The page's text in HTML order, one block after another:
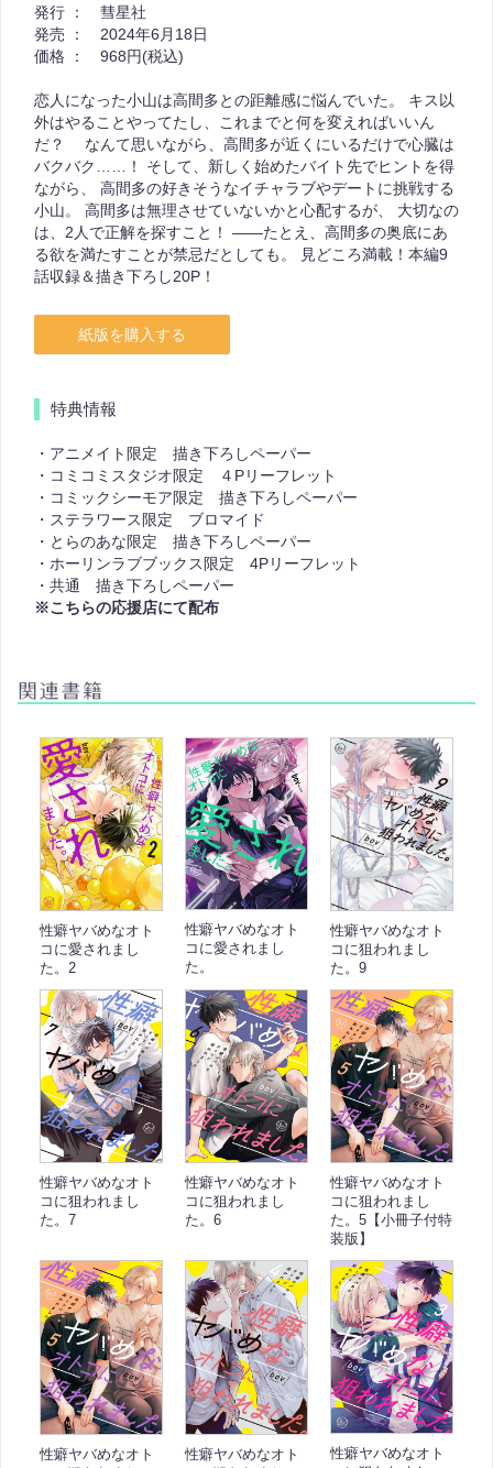
発行 ：
彗星社
発売 ：
2024年6月18日
価格 ：
968円(税込)
恋人になった小山は高間多との距離感に悩んでいた。 キス以
外はやることやってたし、これまでと何を変えればいいん
だ？ なんて思いながら、高間多が近くにいるだけで心臓は
バクバク……！ そして、新しく始めたバイト先でヒントを得
ながら、 高間多の好きそうなイチャラブやデートに挑戦する
小山。 高間多は無理させていないかと心配するが、 大切なの
は、2人で正解を探すこと！ ――たとえ、高間多の奥底にあ
る欲を満たすことが禁忌だとしても。 見どころ満載！本編9
話収録＆描き下ろし20P！
紙版を購入する
特典情報
・アニメイト限定 描き下ろしペーパー
・コミコミスタジオ限定 ４Pリーフレット
・コミックシーモア限定 描き下ろしペーパー
・ステラワース限定 ブロマイド
・とらのあな限定 描き下ろしペーパー
・ホーリンラブブックス限定 4Pリーフレット
・共通 描き下ろしペーパー
※こちらの応援店にて配布
性癖ヤバめなオト
コに愛されまし
た。2
性癖ヤバめなオト
コに愛されまし
た。
性癖ヤバめなオト
コに狙われまし
た。9
性癖ヤバめなオト
コに狙われまし
た。7
性癖ヤバめなオト
コに狙われまし
た。6
性癖ヤバめなオト
コに狙われまし
た。5【小冊子付特
装版】
性癖ヤバめなオト
性癖ヤバめなオト
性癖ヤバめなオト